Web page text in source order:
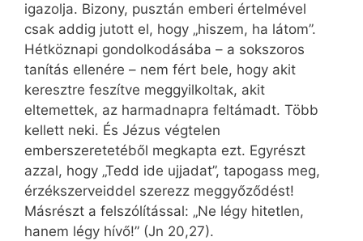
igazolja. Bizony, pusztán emberi értelmével
csak addig jutott el, hogy „hiszem, ha látom”.
Hétköznapi gondolkodásába – a sokszoros
tanítás ellenére – nem fért bele, hogy akit
keresztre feszítve meggyilkoltak, akit
eltemettek, az harmadnapra feltámadt. Több
kellett neki. És Jézus végtelen
emberszeretetéből megkapta ezt. Egyrészt
azzal, hogy „Tedd ide ujjadat”, tapogass meg,
érzékszerveiddel szerezz meggyőződést!
Másrészt a felszólítással: „Ne légy hitetlen,
hanem légy hívő!” (Jn 20,27).